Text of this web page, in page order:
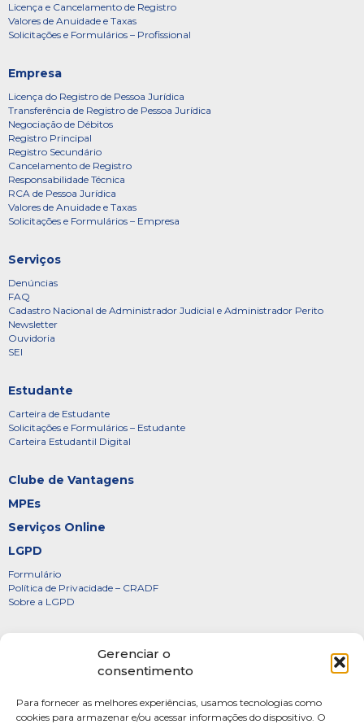
Gerenciar o
consentimento
Para fornecer as melhores experiências, usamos tecnologias como
cookies para armazenar e/ou acessar informações do dispositivo. O
Licença e Cancelamento de Registro
Valores de Anuidade e Taxas
Solicitações e Formulários – Profissional
Empresa
Licença do Registro de Pessoa Jurídica
Transferência de Registro de Pessoa Jurídica
Negociação de Débitos
Registro Principal
Registro Secundário
Cancelamento de Registro
Responsabilidade Técnica
RCA de Pessoa Jurídica
Valores de Anuidade e Taxas
Solicitações e Formulários – Empresa
Serviços
Denúncias
FAQ
Cadastro Nacional de Administrador Judicial e Administrador Perito
Newsletter
Ouvidoria
SEI
Estudante
Carteira de Estudante
Solicitações e Formulários – Estudante
Carteira Estudantil Digital
Clube de Vantagens
MPEs
Serviços Online
LGPD
Formulário
Política de Privacidade – CRADF
Sobre a LGPD
Diretoria